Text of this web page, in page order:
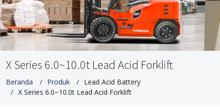
X Series 6.0~10.0t Lead Acid Forklift
Beranda Produk
Lead Acid Battery
X Series 6.0~10.0t Lead Acid Forklift